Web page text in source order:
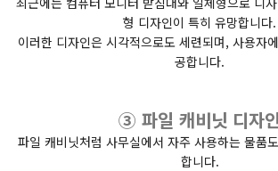
형 디자인이 특히 유망합니다.
이러한 디자인은 시각적으로도 세련되며, 사용자
공합니다.
③ 파일 캐비닛 디자
파일 캐비닛처럼 사무실에서 자주 사용하는 물품
합니다.